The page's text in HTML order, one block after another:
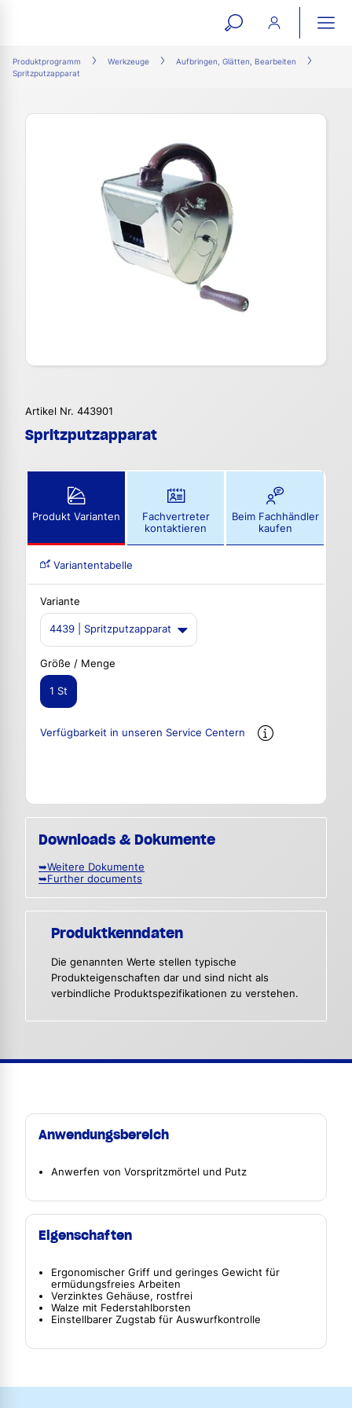
open
search
Produktprogramm Werkzeuge
Aufbringen, Glätten, Bearbeiten
Spritzputzapparat
Artikel Nr. 443901
Spritzputzapparat
Produkt Varianten
Fachvertreter
kontaktieren
Beim Fachhändler
kaufen
Variantentabelle
Variante
4439 | Spritzputzapparat
Größe / Menge
1 St
Verfügbarkeit in unseren Service Centern
Downloads & Dokumente
➥Weitere Dokumente
➥Further documents
Produktkenndaten
Die genannten Werte stellen typische
Produkteigenschaften dar und sind nicht als
verbindliche Produktspezifikationen zu verstehen.
Anwendungsbereich
Anwerfen von Vorspritzmörtel und Putz
Eigenschaften
Ergonomischer Griff und geringes Gewicht für
ermüdungsfreies Arbeiten
Verzinktes Gehäuse, rostfrei
Walze mit Federstahlborsten
Einstellbarer Zugstab für Auswurfkontrolle